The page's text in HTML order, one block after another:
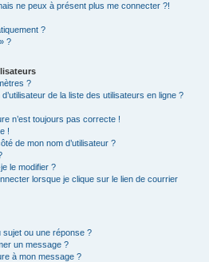
ne peux à présent plus me connecter ?!
?
?
?
de la liste des utilisateurs en ligne ?
n’est toujours pas correcte !
!
de mon nom d’utilisateur ?
le modifier ?
lorsque je clique sur le lien de courrier
sujet ou une réponse ?
un message ?
à mon message ?